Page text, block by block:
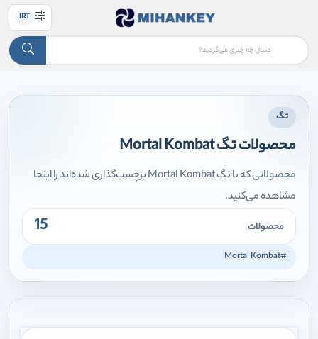
IRT
تگ
محصولات تگ Mortal Kombat
محصولاتی که با تگ Mortal Kombat برچسب‌گذاری شده‌اند را اینجا
مشاهده می‌کنید.
محصولات 15
#Mortal Kombat